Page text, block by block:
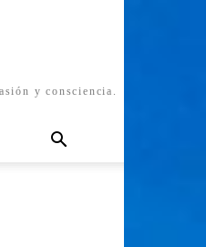
y consciencia.